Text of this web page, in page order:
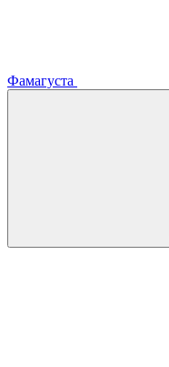
Фамагуста